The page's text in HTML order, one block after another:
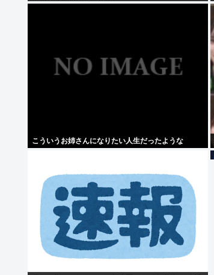
こういうお姉さんになりたい人生だったような